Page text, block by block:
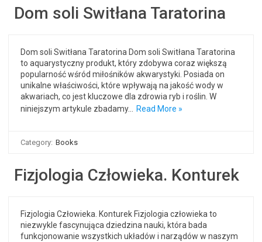
Dom soli Switłana Taratorina
Dom soli Switłana Taratorina Dom soli Switłana Taratorina
to aquarystyczny produkt, który zdobywa coraz większą
popularność wśród miłośników akwarystyki. Posiada on
unikalne właściwości, które wpływają na jakość wody w
akwariach, co jest kluczowe dla zdrowia ryb i roślin. W
niniejszym artykule zbadamy…
Read More »
Category: Books
Fizjologia Człowieka. Konturek
Fizjologia Człowieka. Konturek Fizjologia człowieka to
niezwykle fascynująca dziedzina nauki, która bada
funkcjonowanie wszystkich układów i narządów w naszym